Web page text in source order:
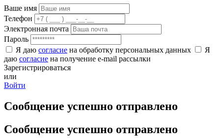
Ваше имя
Телефон
Электронная почта
Пароль
Я даю согласие на обработку персональных данных
Я
даю согласие на получение e-mail рассылки
Зарегистрироваться
или
Войти
Сообщение успешно отправлено
Сообщение успешно отправлено